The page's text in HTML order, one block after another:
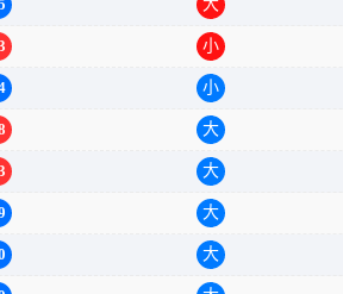
大
大
小
小
大
大
大